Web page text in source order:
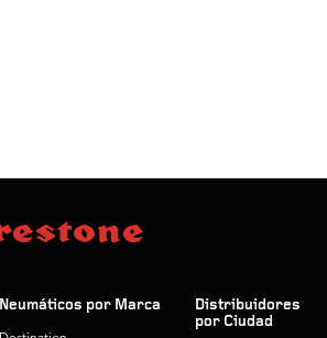
Neumáticos por Marca
Distribuidores
por Ciudad